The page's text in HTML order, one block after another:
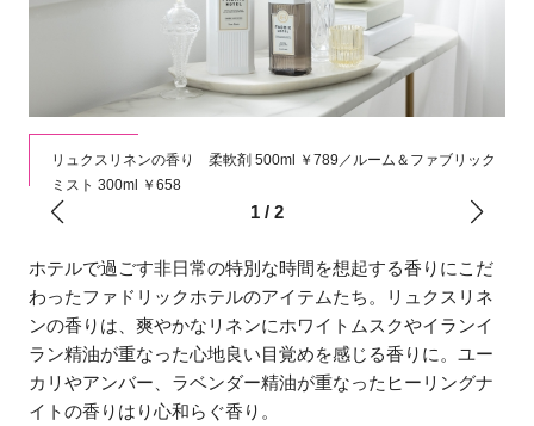
リュクスリネンの香り 柔軟剤 500ml ￥789／ルーム＆ファブリック
ミスト 300ml ￥658
1/ 2
ホテルで過ごす非日常の特別な時間を想起する香りにこだ
わったファドリックホテルのアイテムたち。リュクスリネ
ンの香りは、爽やかなリネンにホワイトムスクやイランイ
ラン精油が重なった心地良い目覚めを感じる香りに。ユー
カリやアンバー、ラベンダー精油が重なったヒーリングナ
イトの香りはり心和らぐ香り。